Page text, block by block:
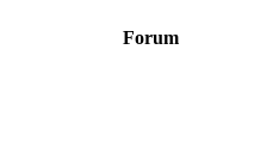
Forum